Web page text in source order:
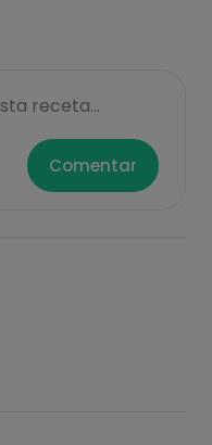
receta...
Comentar